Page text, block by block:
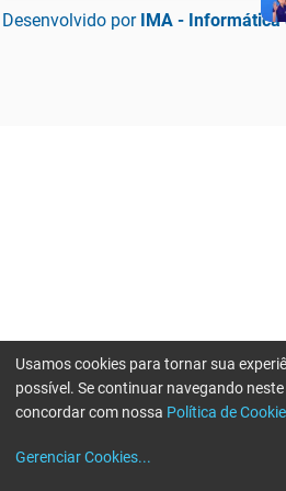
Desenvolvido por IMA - Informática
Usamos cookies para tornar sua
possível. Se continuar navegando
concordar com nossa Política de
Gerenciar Cookies...
Erro ao enviar informações, por favor